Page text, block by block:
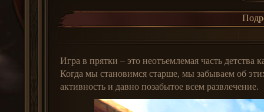
Игра в прятки – это неотъемлемая часть
Когда мы становимся старше, мы забываем об
активность и давно позабытое всем развлечение.